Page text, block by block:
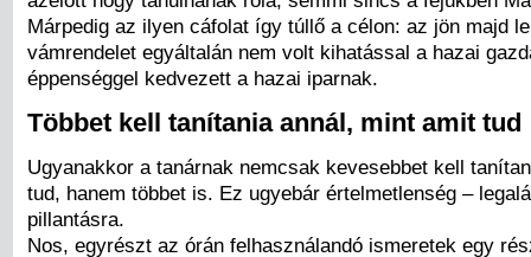
Márpedig az ilyen cáfolat így túllő a célon: az jön majd
vámrendelet egyáltalán nem volt kihatással a hazai
éppenséggel kedvezett a hazai iparnak.
Többet kell tanítania annál, mint amit tud
Ugyanakkor a tanárnak nemcsak kevesebbet kell
tud, hanem többet is. Ez ugyebár értelmetlenség –
pillantásra.
Nos, egyrészt az órán felhasználandó ismeretek egy